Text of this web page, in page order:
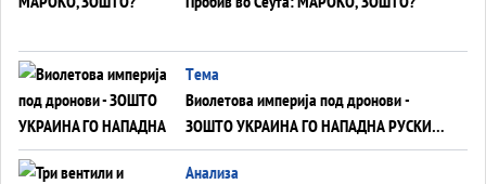
Tема
Виолетова империја под дронови -
ЗОШТО УКРАИНА ГО НАПАДНА РУСКИОТ
WILDBERRIES
Aнализа